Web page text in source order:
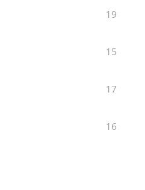
19
15
17
16